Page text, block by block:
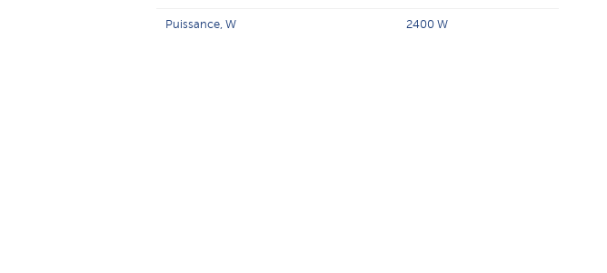
Puissance, W 2400 W